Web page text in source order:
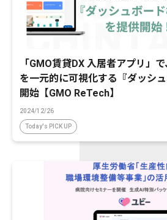
「GMO賃貸DX 入居者アプリ」
を一元的に可視化する『ダッシ
開始【GMO ReTech】
2024/12/26
Today's PICK UP